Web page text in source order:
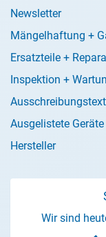
Newsletter
Mängelhaftung +
Ersatzteile +
Inspektion +
Ausgelistete Geräte
Hersteller
Wir sind